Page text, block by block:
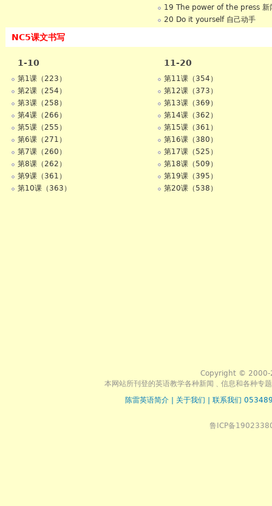
适
19 The power of the press 新
道的威力
20 Do it yourself 自己动手
NC5课文书写
1-10
第1课（223）
第2课（254）
第3课（258）
第4课（266）
第5课（255）
第6课（271）
第7课（260）
第8课（262）
第9课（361）
第10课（363）
11-20
第11课（354）
第12课（373）
第13课（369）
第14课（362）
第15课（361）
第16课（380）
第17课（525）
第18课（509）
第19课（395）
第20课（538）
Copyright © 2000-
本网站所刊登的英语教学各种新闻﹑信息和各种专
陈雷英语简介
关于我们 联系我们
鲁ICP备